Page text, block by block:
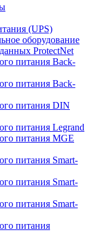
(UPS)
оборудование
ProtectNet
питания Back-
питания Back-
питания DIN
питания Legrand
питания MGE
питания Smart-
питания Smart-
питания Smart-
питания